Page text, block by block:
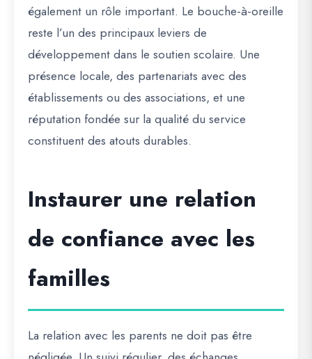
également un rôle important. Le bouche-à-oreille
reste l’un des principaux leviers de
développement dans le soutien scolaire. Une
présence locale, des partenariats avec des
établissements ou des associations, et une
réputation fondée sur la qualité du service
constituent des atouts durables.
Instaurer une relation
de confiance avec les
familles
La relation avec les parents ne doit pas être